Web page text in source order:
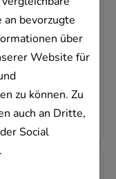
bevorzugte
über
Website für
zu können. Zu
auch an Dritte,
Social